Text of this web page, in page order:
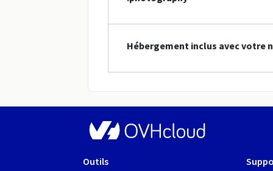
Hébergement inclus avec votre
Outils